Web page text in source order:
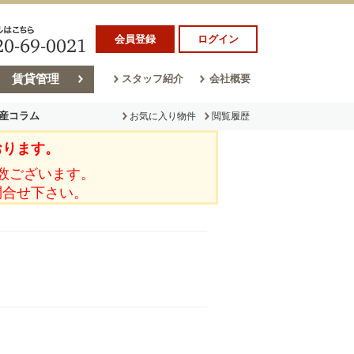
会員登録 ログイン
賃貸管理 スタッフ紹介 会社概要
コラム
ム
お気に入り物件 閲覧履歴
ます。
ざいます。
せ下さい。